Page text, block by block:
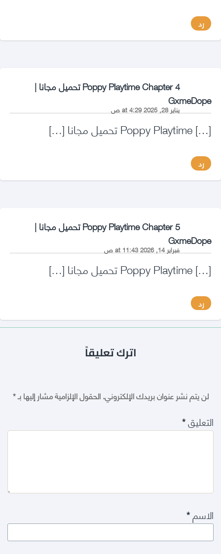
رد
Poppy Playtime Chapter 4 تحميل مجانا |
GxmeDope
says:يناير 28, 2025 at 4:29 ص
[…] Poppy Playtime تحميل مجانا […]
رد
Poppy Playtime Chapter 5 تحميل مجانا |
GxmeDope
says:فبراير 14, 2026 at 11:43 ص
[…] Poppy Playtime تحميل مجانا […]
رد
اترك تعليقاً
لن يتم نشر عنوان بريدك الإلكتروني.الحقول الإلزامية مشار إليها بـ*
التعليق*
الاسم*